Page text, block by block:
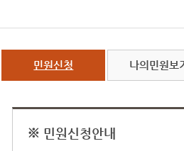
민원신청 나의민원보
※ 민원신청안내